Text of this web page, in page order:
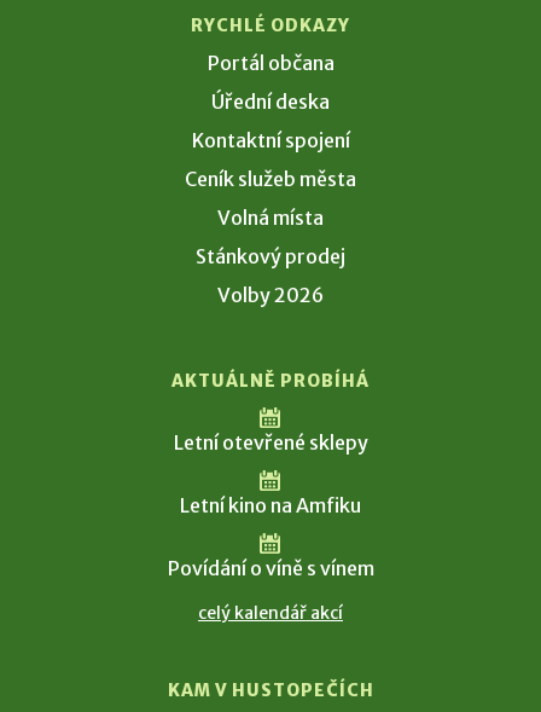
RYCHLÉ ODKAZY
Portál občana
Úřední deska
Kontaktní spojení
Ceník služeb města
Volná místa
Stánkový prodej
Volby 2026
AKTUÁLNĚ PROBÍHÁ
Letní otevřené sklepy
Letní kino na Amfiku
Povídání o víně s vínem
celý kalendář akcí
KAM V HUSTOPEČÍCH